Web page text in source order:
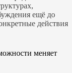
ещё до
действия
меняет